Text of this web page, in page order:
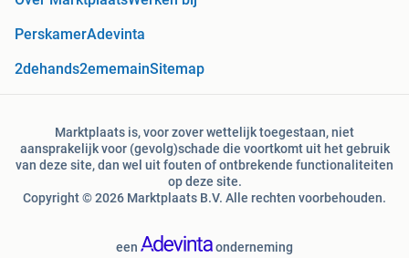
PerskamerAdevinta
2dehands2ememainSitemap
Marktplaats is, voor zover wettelijk toegestaan, niet
aansprakelijk voor (gevolg)schade die voortkomt uit het gebruik
van deze site, dan wel uit fouten of ontbrekende functionaliteiten
op deze site.
Copyright © 2026 Marktplaats B.V. Alle rechten voorbehouden.
een onderneming